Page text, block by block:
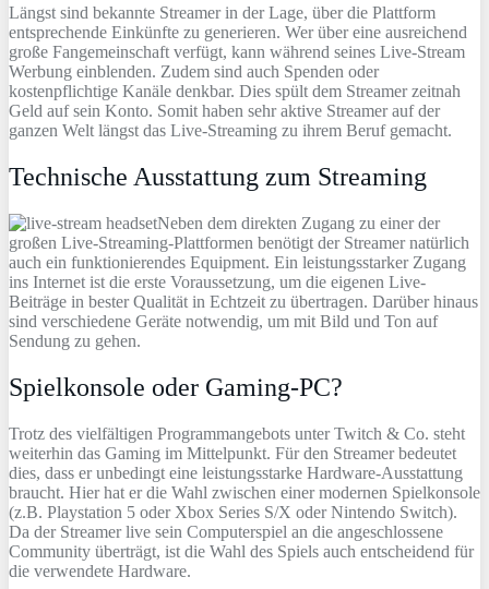
Längst sind bekannte Streamer in der Lage, über die Plattform
entsprechende Einkünfte zu generieren. Wer über eine ausreichend
große Fangemeinschaft verfügt, kann während seines Live-Stream
Werbung einblenden. Zudem sind auch Spenden oder
kostenpflichtige Kanäle denkbar. Dies spült dem Streamer zeitnah
Geld auf sein Konto. Somit haben sehr aktive Streamer auf der
ganzen Welt längst das Live-Streaming zu ihrem Beruf gemacht.
Technische Ausstattung zum Streaming
Neben dem direkten Zugang zu einer der
großen Live-Streaming-Plattformen benötigt der Streamer natürlich
auch ein funktionierendes Equipment. Ein leistungsstarker Zugang
ins Internet ist die erste Voraussetzung, um die eigenen Live-
Beiträge in bester Qualität in Echtzeit zu übertragen. Darüber hinaus
sind verschiedene Geräte notwendig, um mit Bild und Ton auf
Sendung zu gehen.
Spielkonsole oder Gaming-PC?
Trotz des vielfältigen Programmangebots unter Twitch & Co. steht
weiterhin das Gaming im Mittelpunkt. Für den Streamer bedeutet
dies, dass er unbedingt eine leistungsstarke Hardware-Ausstattung
braucht. Hier hat er die Wahl zwischen einer modernen Spielkonsole
(z.B. Playstation 5 oder Xbox Series S/X oder Nintendo Switch).
Da der Streamer live sein Computerspiel an die angeschlossene
Community überträgt, ist die Wahl des Spiels auch entscheidend für
die verwendete Hardware.